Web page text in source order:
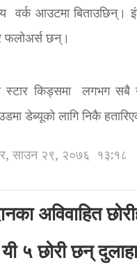
आउटमा बिताउछिन्।
छन्।
स्टार किड्समा लगभग
डेब्यूको लागि निकै
साउन २९, २०७६ १३:१८
अविवाहित
५ छोरी छन्